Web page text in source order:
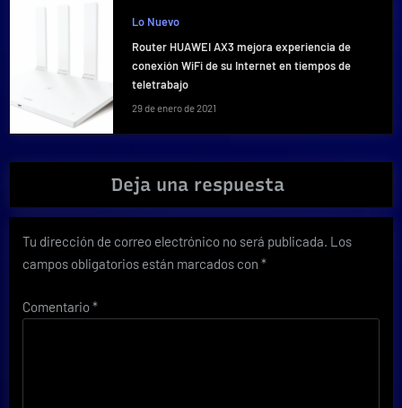
Lo Nuevo
Router HUAWEI AX3 mejora experiencia de
conexión WiFi de su Internet en tiempos de
teletrabajo
29 de enero de 2021
Deja una respuesta
Tu dirección de correo electrónico no será publicada. Los
campos obligatorios están marcados con *
Comentario*